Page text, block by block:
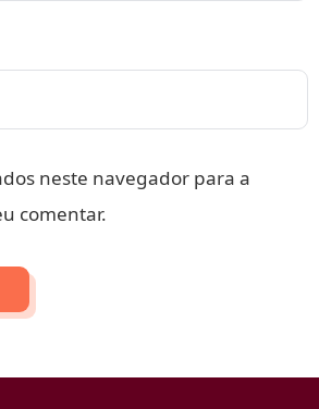
neste navegador para a
comentar.